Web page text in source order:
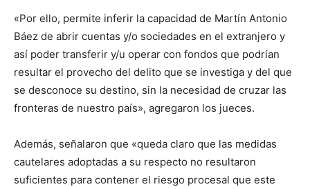
«Por ello, permite inferir la capacidad de Martín Antonio
Báez de abrir cuentas y/o sociedades en el extranjero y
así poder transferir y/u operar con fondos que podrían
resultar el provecho del delito que se investiga y del que
se desconoce su destino, sin la necesidad de cruzar las
fronteras de nuestro país», agregaron los jueces.
Además, señalaron que «queda claro que las medidas
cautelares adoptadas a su respecto no resultaron
suficientes para contener el riesgo procesal que este